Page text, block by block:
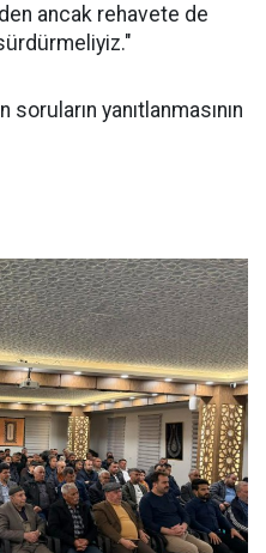
ancak rehavete de
yanıtlanmasının